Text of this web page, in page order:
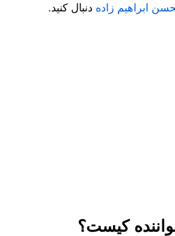
ابراهیم زاده دنبال کنید.
کیست؟